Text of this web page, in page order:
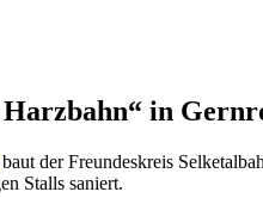
in
der Freundeskreis
Stalls saniert.